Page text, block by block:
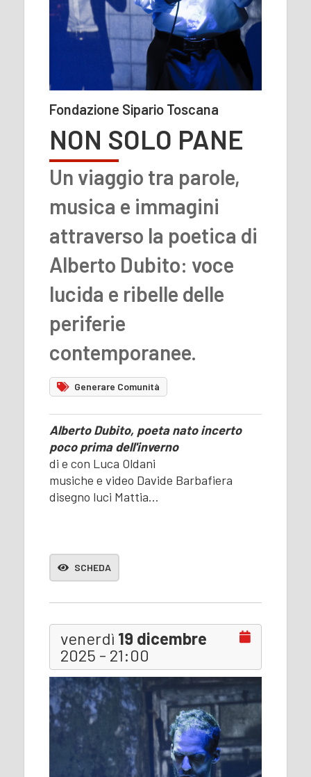
Fondazione Sipario Toscana
NON SOLO PANE
Un viaggio tra parole,
musica e immagini
attraverso la poetica di
Alberto Dubito: voce
lucida e ribelle delle
periferie
contemporanee.
Generare Comunità
Alberto Dubito, poeta nato incerto
poco prima dell'inverno
di e con Luca Oldani
musiche e video Davide Barbafiera
disegno luci Mattia…
SCHEDA
venerdì 19 dicembre
2025 - 21:00